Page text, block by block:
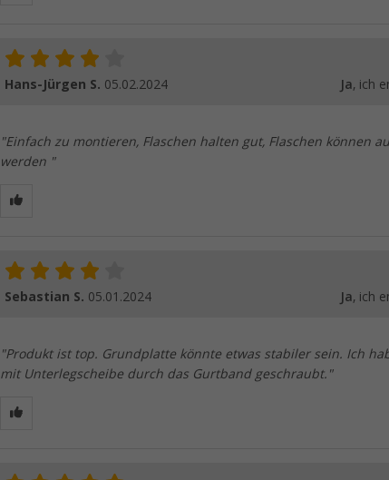
Hans-Jürgen S. 05.02.2024 Ja, ich
"Einfach zu montieren, Flaschen halten gut, Flaschen können
werden "
Sebastian S. 05.01.2024 Ja, ich
"Produkt ist top. Grundplatte könnte etwas stabiler sein. Ich
mit Unterlegscheibe durch das Gurtband geschraubt."